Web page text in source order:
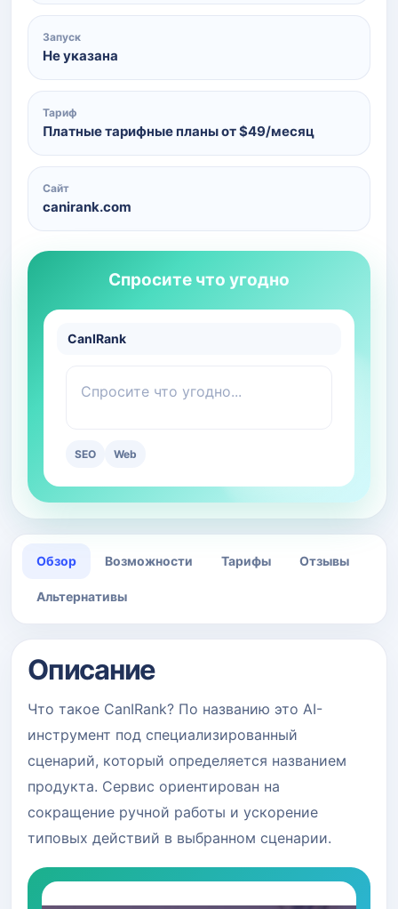
Запуск
Не указана
Тариф
Платные тарифные планы от $49/месяц
Сайт
canirank.com
Спросите что угодно
CanIRank
Спросите что угодно...
SEO Web
Обзор Возможности Тарифы Отзывы
Альтернативы
Описание
Что такое CanIRank? По названию это AI-
инструмент под специализированный
сценарий, который определяется названием
продукта. Сервис ориентирован на
сокращение ручной работы и ускорение
типовых действий в выбранном сценарии.